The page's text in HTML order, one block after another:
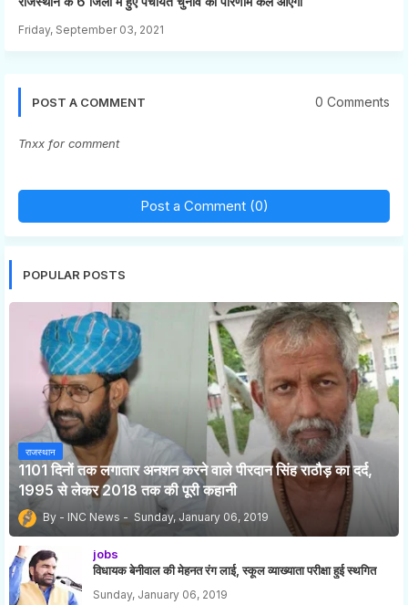
Friday, September 03, 2021
POST A COMMENT 0 Comments
Tnxx for comment
Post a Comment (0)
POPULAR POSTS
राजस्थान
1101 दिनों तक लगातार अनशन करने वाले पीरदान सिंह राठौड़ का दर्द,
1995 से लेकर 2018 तक की पूरी कहानी
INC News Sunday, January 06, 2019
jobs
विधायक बेनीवाल की मेहनत रंग लाई, स्कूल व्याख्याता परीक्षा हुई स्थगित
Sunday, January 06, 2019